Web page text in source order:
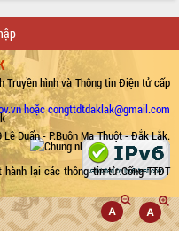
Truyền hình và Thông tin Điện tử cấp
Duẩn - P.Buôn Ma Thuột - Đắk Lắk.
hoặc congttdtdaklak@gmail.com
lại các thông tin từ Cổng TTĐT